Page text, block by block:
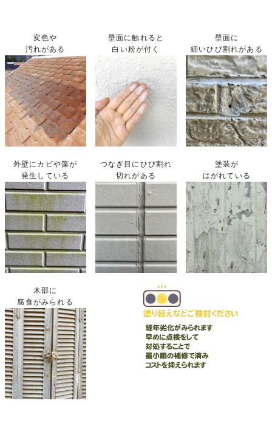
変色や
汚れがある
壁面に触れると
白い粉が付く
壁面に
細いひび割れがある
外壁にカビや藻が
発生している
つなぎ目にひび割れ
切れがある
塗装が
はがれている
木部に
腐食がみられる